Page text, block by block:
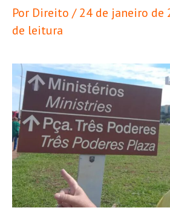
Por Direito /24 de janeiro de
de leitura